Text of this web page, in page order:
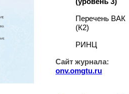
Перечень ВАК
(К2)
РИНЦ
Сайт журнала:
onv.omgtu.ru